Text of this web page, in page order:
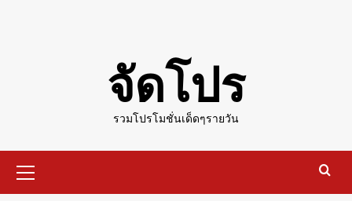
จัดโปร
รวมโปรโมชั่นเด็ดๆรายวัน
Menu